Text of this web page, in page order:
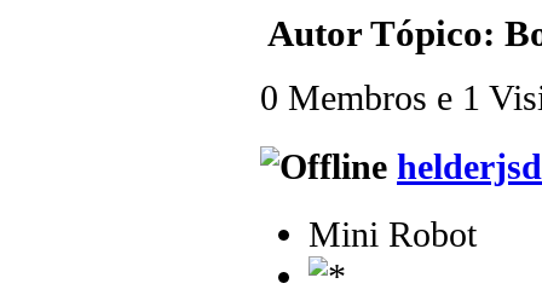
AutorTópico:
0 Membros e 1
helderjsd
Mini Robot